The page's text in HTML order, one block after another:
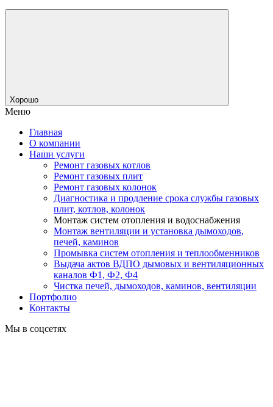
Хорошо
Меню
Главная
О компании
Наши услуги
Ремонт газовых котлов
Ремонт газовых плит
Ремонт газовых колонок
Диагностика и продление срока службы газовых
плит, котлов, колонок
Монтаж систем отопления и водоснабжения
Монтаж вентиляции и установка дымоходов,
печей, каминов
Промывка систем отопления и теплообменников
Выдача актов ВДПО дымовых и вентиляционных
каналов Ф1, Ф2, Ф4
Чистка печей, дымоходов, каминов, вентиляции
Портфолио
Контакты
Мы в соцсетях